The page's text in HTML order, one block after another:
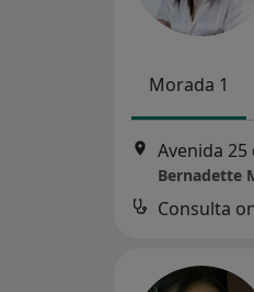
Morada 1
Bernadette
Consulta